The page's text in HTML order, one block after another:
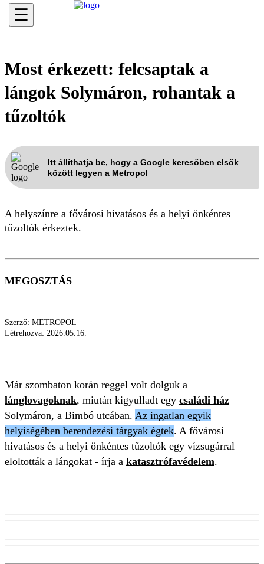
☰
Most érkezett: felcsaptak a
lángok Solymáron, rohantak a
tűzoltók
Itt állíthatja be, hogy a Google keresőben elsők
között legyen a Metropol
A helyszínre a fővárosi hivatásos és a helyi önkéntes
tűzoltók érkeztek.
MEGOSZTÁS
Szerző: METROPOL
Létrehozva: 2026.05.16.
Már szombaton korán reggel volt dolguk a
lánglovagoknak, miután kigyulladt egy családi ház
Solymáron, a Bimbó utcában. Az ingatlan egyik
helyiségében berendezési tárgyak égtek. A fővárosi
hivatásos és a helyi önkéntes tűzoltók egy vízsugárral
eloltották a lángokat - írja a katasztrófavédelem.